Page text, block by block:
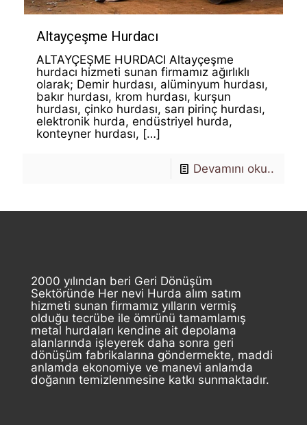
Altayçeşme Hurdacı
ALTAYÇEŞME HURDACI Altayçeşme
hurdacı hizmeti sunan firmamız ağırlıklı
olarak; Demir hurdası, alüminyum hurdası,
bakır hurdası, krom hurdası, kurşun
hurdası, çinko hurdası, sarı pirinç hurdası,
elektronik hurda, endüstriyel hurda,
konteyner hurdası, […]
Devamını oku..
2000 yılından beri Geri Dönüşüm
Sektöründe Her nevi Hurda alım satım
hizmeti sunan firmamız yılların vermiş
olduğu tecrübe ile ömrünü tamamlamış
metal hurdaları kendine ait depolama
alanlarında işleyerek daha sonra geri
dönüşüm fabrikalarına göndermekte, maddi
anlamda ekonomiye ve manevi anlamda
doğanın temizlenmesine katkı sunmaktadır.